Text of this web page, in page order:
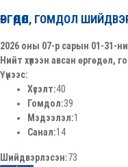
ӨРГӨДӨЛ, ГОМДОЛ
2026 оны 07-р сарын 01-31-
Нийт хүлээн авсан өргөдөл,
Үүнээс:
Хүсэлт:40
Гомдол:39
Мэдээлэл:1
Санал:14
Шийдвэрлэсэн:73